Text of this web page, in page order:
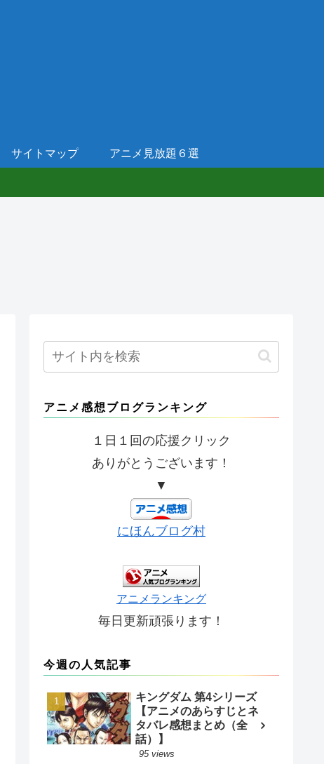
サイトマップ アニメ見放題６選
アニメ感想ブログランキング
１日１回の応援クリック
ありがとうございます！
▼
にほんブログ村
アニメランキング
毎日更新頑張ります！
今週の人気記事
キングダム 第4シリーズ
【アニメのあらすじとネ
タバレ感想まとめ（全
話）】
95 views